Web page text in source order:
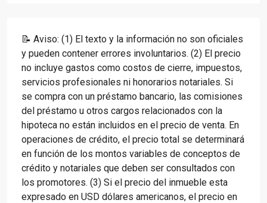
📝 Aviso: (1) El texto y la información no son oficiales
y pueden contener errores involuntarios. (2) El precio
no incluye gastos como costos de cierre, impuestos,
servicios profesionales ni honorarios notariales. Si
se compra con un préstamo bancario, las comisiones
del préstamo u otros cargos relacionados con la
hipoteca no están incluidos en el precio de venta. En
operaciones de crédito, el precio total se determinará
en función de los montos variables de conceptos de
crédito y notariales que deben ser consultados con
los promotores. (3) Si el precio del inmueble esta
expresado en USD dólares americanos, el precio en